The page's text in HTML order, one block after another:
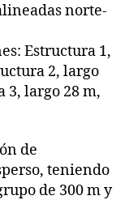
norte-
Estructura 1,
2, largo
3, largo 28 m,
de
teniendo
de 300 m y